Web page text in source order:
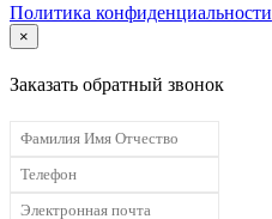
Политика конфиденциальности
×
Заказать обратный звонок